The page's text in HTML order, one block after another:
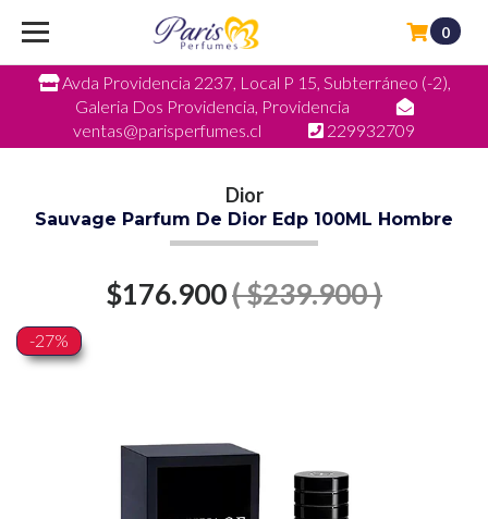
Avda Providencia 2237, Local P 15, Subterráneo (-2),
Galeria Dos Providencia, Providencia
ventas@parisperfumes.cl
229932709
0
Dior
Sauvage Parfum De Dior Edp 100ML Hombre
$176.900( $239.900 )
-27%